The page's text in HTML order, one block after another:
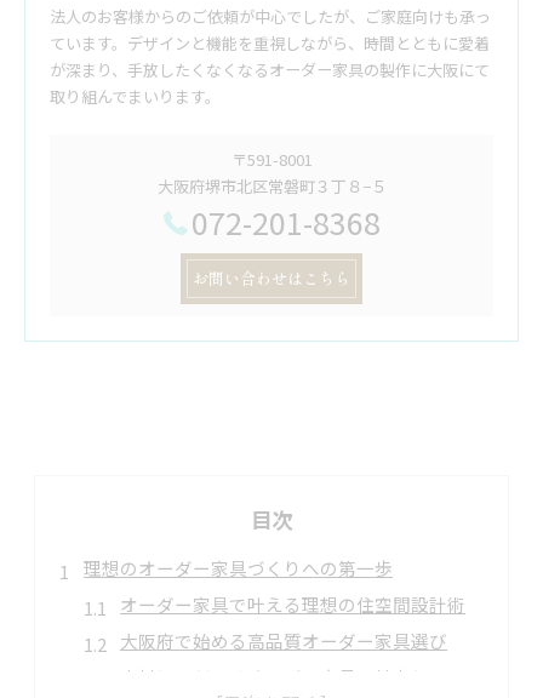
法人のお客様からのご依頼が中心でしたが、ご家庭向けも承っ
ています。デザインと機能を重視しながら、時間とともに愛着
が深まり、手放したくなくなるオーダー家具の製作に大阪にて
取り組んでまいります。
〒591-8001
大阪府堺市北区常磐町３丁８−５
072-201-8368
お問い合わせはこちら
目次
理想のオーダー家具づくりへの第一歩
オーダー家具で叶える理想の住空間設計術
大阪府で始める高品質オーダー家具選び
木材にこだわるオーダー家具の魅力とは